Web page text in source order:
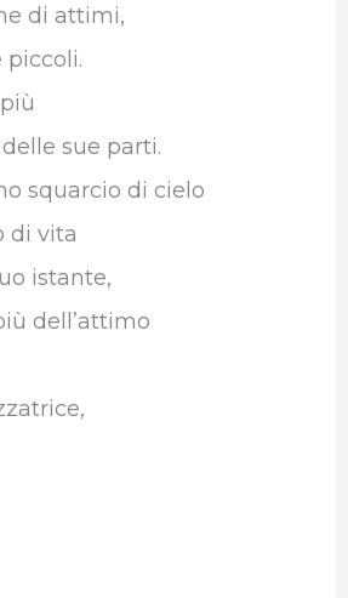
di attimi,
sue parti.
squarcio di cielo
di vita
istante,
dell’attimo